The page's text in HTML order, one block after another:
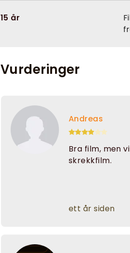
15 år
Vurderinger
Andreas
Bra film, men
skrekkfilm.
ett år siden